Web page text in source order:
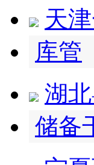
天
库管
湖
储备